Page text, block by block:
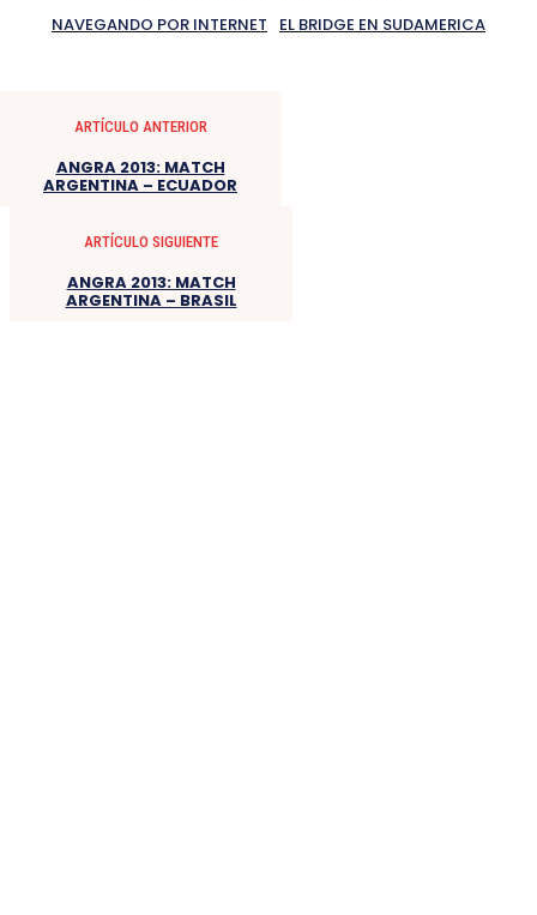
NAVEGANDO POR INTERNET
EL BRIDGE EN SUDAMERICA
ARTÍCULO ANTERIOR
ANGRA 2013: MATCH
ARGENTINA – ECUADOR
ARTÍCULO SIGUIENTE
ANGRA 2013: MATCH
ARGENTINA – BRASIL